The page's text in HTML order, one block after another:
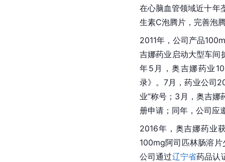
在心脑血管领域近十年
生素C泡腾片，完善泡
2011年，公司产品
吉娜药业启动大型车间
年5月，奥吉娜药业
录》。7月，药业公司
业”称号；3月，奥吉娜
册申请；同年，公司应
2016年，奥吉娜药业
100mg阿司匹林肠溶
公司通过辽宁省药品认